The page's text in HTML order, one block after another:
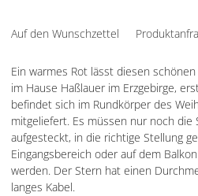
Auf den Wunschzettel
Ein warmes Rot lässt diesen
im Hause Haßlauer im Erzgebirge,
befindet sich im Rundkörper des
mitgeliefert. Es müssen nur noch die
aufgesteckt, in die richtige Stellung
Eingangsbereich oder auf dem
werden. Der Stern hat einen
langes Kabel.